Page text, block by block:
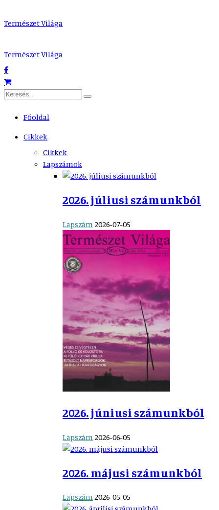
Természet Világa
Természet Világa
Főoldal
Cikkek
Cikkek
Lapszámok
2026. júliusi számunkból
Lapszám 2026-07-05
2026. júniusi számunkból
Lapszám 2026-06-05
2026. májusi számunkból
Lapszám2026-05-05